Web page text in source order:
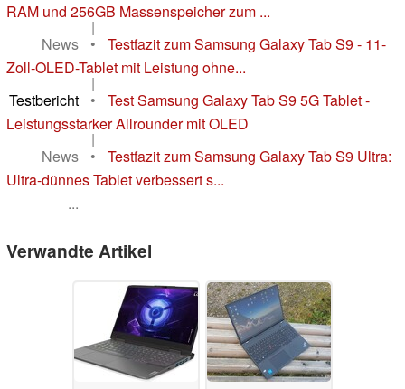
RAM und 256GB Massenspeicher zum ...
|
News
•
Testfazit zum Samsung Galaxy Tab S9 - 11-
Zoll-OLED-Tablet mit Leistung ohne...
|
Testbericht
•
Test Samsung Galaxy Tab S9 5G Tablet -
Leistungsstarker Allrounder mit OLED
|
News
•
Testfazit zum Samsung Galaxy Tab S9 Ultra:
Ultra-dünnes Tablet verbessert s...
...
Verwandte Artikel